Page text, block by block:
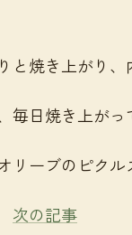
と焼き上がり、
毎日焼き上がっ
リーブのピクル
次の記事